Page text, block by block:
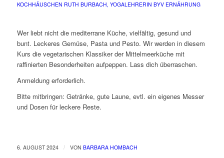
KOCHHÄUSCHEN RUTH BURBACH, YOGALEHRERIN BYV ERNÄHRUNG
Wer liebt nicht die mediterrane Küche, vielfältig, gesund und
bunt. Leckeres Gemüse, Pasta und Pesto. Wir werden in diesem
Kurs die vegetarischen Klassiker der Mittelmeerküche mit
raffinierten Besonderheiten aufpeppen. Lass dich überraschen.
Anmeldung erforderlich.
Bitte mitbringen: Getränke, gute Laune, evtl. ein eigenes Messer
und Dosen für leckere Reste.
6. AUGUST 2024 / VON BARBARA HOMBACH